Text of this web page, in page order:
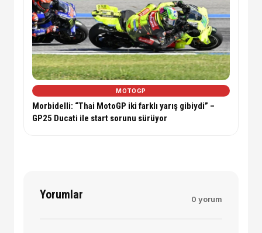
MOTOGP
Morbidelli: “Thai MotoGP iki farklı yarış gibiydi” –
GP25 Ducati ile start sorunu sürüyor
Yorumlar 0 yorum